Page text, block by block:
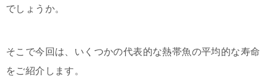
でしょうか。
そこで今回は、いくつかの代表的な熱帯魚の平均的な寿命
をご紹介します。